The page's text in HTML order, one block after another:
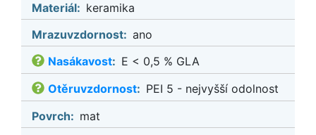
Materiál: keramika
Mrazuvzdornost: ano
Nasákavost: E < 0,5 % GLA
Otěruvzdornost: PEI 5 - nejvyšší odolnost
Povrch: mat